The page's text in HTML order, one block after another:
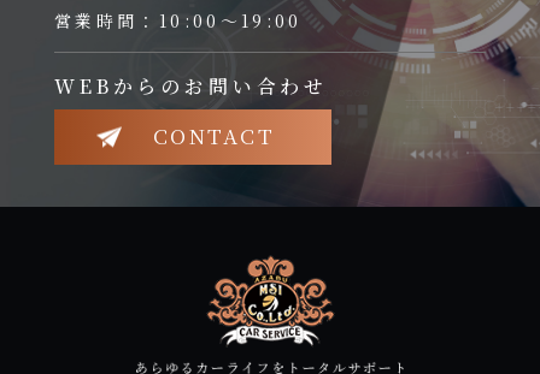
営業時間：10:00～19:00
WEBからのお問い合わせ
CONTACT